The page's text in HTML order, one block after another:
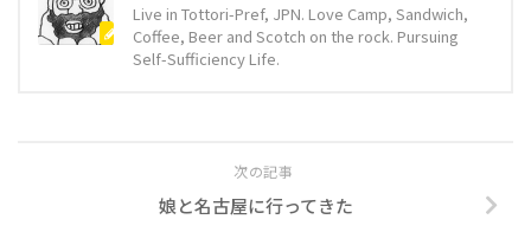
Live in Tottori-Pref, JPN. Love Camp, Sandwich,
Coffee, Beer and Scotch on the rock. Pursuing
Self-Sufficiency Life.
次の記事
娘と名古屋に行ってきた